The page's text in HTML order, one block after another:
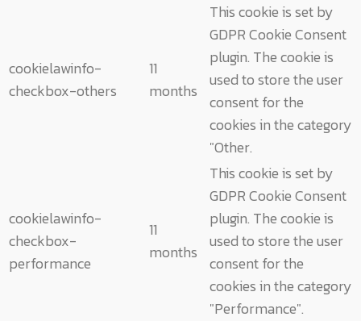
cookielawinfo-
checkbox-others
11
months
This cookie is set by
GDPR Cookie Consent
plugin. The cookie is
used to store the user
consent for the
cookies in the category
"Other.
cookielawinfo-
checkbox-
performance
11
months
This cookie is set by
GDPR Cookie Consent
plugin. The cookie is
used to store the user
consent for the
cookies in the category
"Performance".